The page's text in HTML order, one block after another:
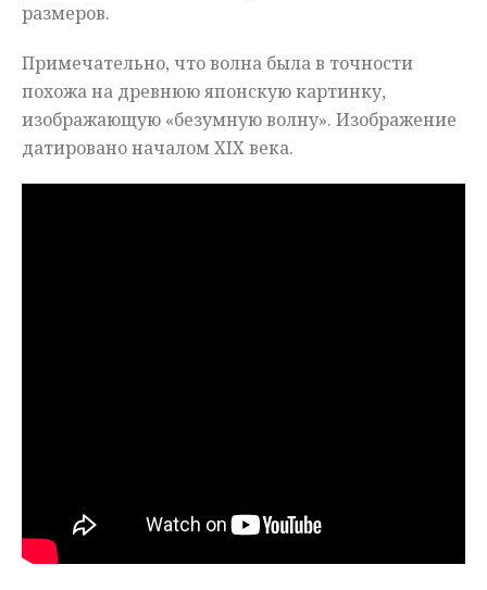
размеров.
Примечательно, что волна была в точности
похожа на древнюю японскую картинку,
изображающую «безумную волну». Изображение
датировано началомXIXвека.